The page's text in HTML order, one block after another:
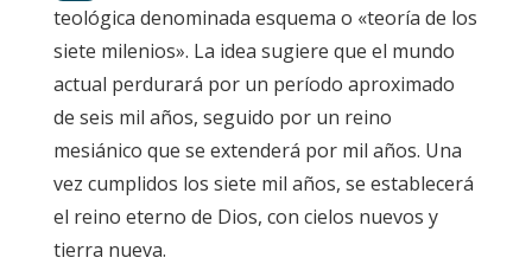
teológica denominada esquema o «teoría de los
siete milenios». La idea sugiere que el mundo
actual perdurará por un período aproximado
de seis mil años, seguido por un reino
mesiánico que se extenderá por mil años. Una
vez cumplidos los siete mil años, se establecerá
el reino eterno de Dios, con cielos nuevos y
tierra nueva.